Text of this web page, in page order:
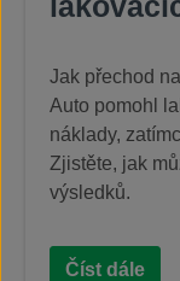
Jak přechod
Auto pomohl
náklady,
Zjistěte, jak
výsledků.
Číst dále